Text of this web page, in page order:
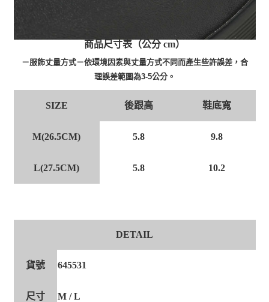
商品尺寸表（公分 cm）
－服飾丈量方式－依環境因素與丈量方式不同而產生些許誤差，合
理誤差範圍為3-5公分。
SIZE 後跟高 鞋底寬
M(26.5CM) 5.8 9.8
L(27.5CM) 5.8 10.2
DETAIL
貨號 645531
尺寸 M / L